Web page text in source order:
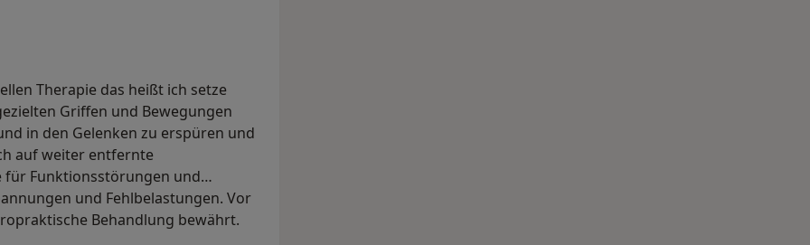
Therapie das heißt ich setze
Griffen und Bewegungen
in den Gelenken zu erspüren und
auf weiter entfernte
für Funktionsstörungen und
und Fehlbelastungen. Vor
Behandlung bewährt.